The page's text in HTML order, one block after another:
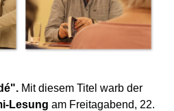
Mit diesem Titel warb der
Lesung am Freitagabend, 22.